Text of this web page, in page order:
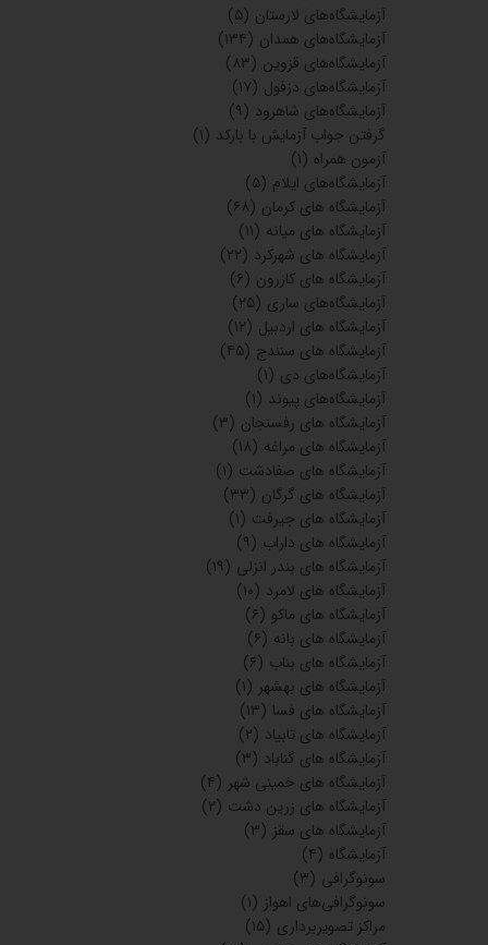
آزمایشگاه‌های لارستان (۵)
آزمایشگاه‌های همدان (۱۳۴)
آزمایشگاه‌های قزوین (۸۳)
آزمایشگاه‌های دزفول (۱۷)
آزمایشگاه‌های شاهرود (۹)
گرفتن جواب آزمایش با بارکد (۱)
آزمون همراه (۱)
آزمایشگاه‌های ایلام (۵)
آزمایشگاه های کرمان (۶۸)
آزمایشگاه های میانه (۱۱)
آزمایشگاه های شهرکرد (۲۲)
آزمایشگاه های کازرون (۶)
آزمایشگاه‌های ساری (۲۵)
آزمایشگاه های اردبیل (۱۲)
آزمایشگاه های سنندج (۴۵)
آزمایشگاه‌های دی (۱)
آزمایشگاه‌های پیوند (۱)
آزمایشگاه های رفسنجان (۳)
آزمایشگاه های مراغه (۱۸)
آزمایشگاه های صفادشت (۱)
آزمایشگاه های گرگان (۳۳)
آزمایشگاه های جیرفت (۱)
آزمایشگاه های داراب (۹)
آزمایشگاه های بندر انزلی (۱۹)
آزمایشگاه های لامرد (۱۰)
آزمایشگاه های ماکو (۶)
آزمایشگاه های بانه (۶)
آزمایشگاه های بناب (۶)
آزمایشگاه های بهشهر (۱)
آزمایشگاه های فسا (۱۳)
آزمایشگاه های تابیاد (۲)
آزمایشگاه های گناباد (۳)
آزمایشگاه های خمینی شهر (۴)
آزمایشگاه های زرین دشت (۲)
آزمایشگاه های سقز (۳)
آزمایشگاه (۴)
سونوگرافی (۳)
سونوگرافی‌های اهواز (۱)
مراکز تصویربرداری (۱۵)